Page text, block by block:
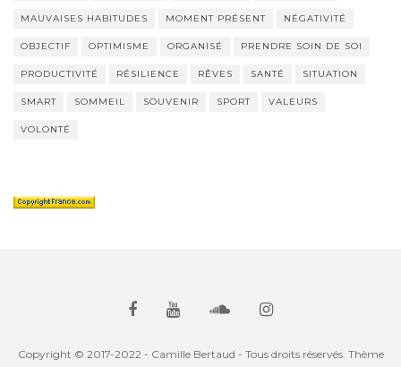
MAUVAISES HABITUDES MOMENT PRÉSENT NÉGATIVITÉ
OBJECTIF OPTIMISME ORGANISÉ PRENDRE SOIN DE SOI
PRODUCTIVITÉ RÉSILIENCE RÊVES SANTÉ SITUATION
SMART SOMMEIL SOUVENIR SPORT VALEURS
VOLONTÉ
Copyright © 2017-2022 - Camille Bertaud - Tous droits réservés. Thème